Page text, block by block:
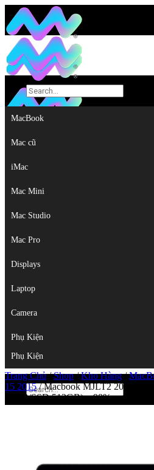
MacBook
Mac cũ
iMac
Mac Mini
Mac Studio
Mac Pro
Displays
Laptop
Camera
Phụ Kiện
MacBook
Mac cũ
iMac
Mac Mini
Mac Studio
Mac Pro
Displays
Laptop
Camera
Phụ Kiện
Top
Trang Chủ/Shop/Kho Hàng/
15 2015/Macbook MJLT2 2015/15
16GB/SSD 512GB) – 98%